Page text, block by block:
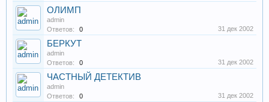
ОЛИМП
admin
Ответов:
0 31 дек 2002
БЕРКУТ
admin
Ответов:
0 31 дек 2002
ЧАСТНЫЙ ДЕТЕКТИВ
admin
Ответов:
0 31 дек 2002